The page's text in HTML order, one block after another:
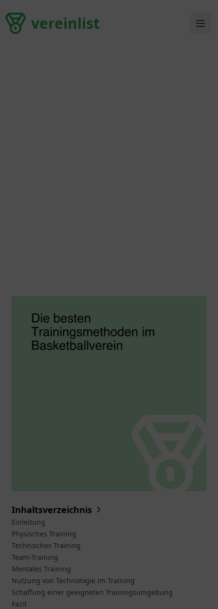
vereinlistvereinlist
Inhaltsverzeichnis
Einleitung
Physisches Training
Technisches Training
Team-Training
Mentales Training
Nutzung von Technologie im Training
Schaffung einer geeigneten Trainingsumgebung
Fazit